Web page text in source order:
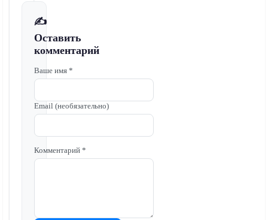
✍️
Оставить
комментарий
Ваше имя *
Email (необязательно)
Комментарий *